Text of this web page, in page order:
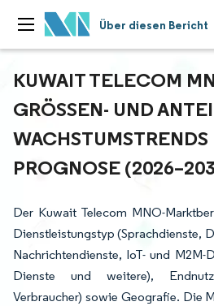
Über diesen Bericht
KUWAIT TELECOM
GRÖSSEN- UND
ACHSTUMSTRENDS
ROGNOSE
Der Kuwait Telecom MNO-
Dienstleistungstyp (Sprachdienste,
Nachrichtendienste, IoT- und M2M-
Dienste und weitere),
Verbraucher) sowie Geografie. Die